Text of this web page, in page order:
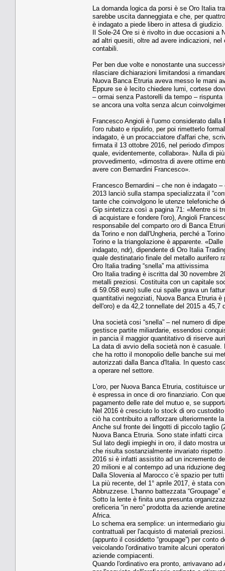
La domanda logica da porsi è se Oro Italia
sarebbe uscita danneggiata e che, per
è indagato a piede libero in attesa di giudizio.
Il Sole-24 Ore si è rivolto in due occasioni a
ad altri quesiti, oltre ad avere indicazioni,
contabili.
Per ben due volte e nonostante una
rilasciare dichiarazioni limitandosi a
Nuova Banca Etruria aveva messo le mani
Eppure se è lecito chiedere lumi, cortese
– ormai senza Pastorelli da tempo –
se ancora una volta senza alcun
Francesco Angioli è l'uomo considerato
l'oro rubato e ripulirlo, per poi rimetterlo
indagato, è un procacciatore d'affari che,
firmata il 13 ottobre 2016, nel periodo
quale, evidentemente, collabora». Nulla di
provvedimento, «dimostra di avere ottime
avere con Bernardini Francesco».
Francesco Bernardini – che non è indagato
2013 lanciò sulla stampa specializzata il
tante che coinvolgono le utenze telefoniche
Gip sintetizza così a pagina 71: «Mentre si
di acquistare e fondere l'oro), Angioli
responsabile del comparto oro di Banca
da Torino e non dall'Ungheria, perché a
Torino e la triangolazione è apparente.
indagato, ndr), dipendente di Oro Italia
quale destinatario finale del metallo aurifero
Oro Italia trading “snella” ma attivissima
Oro Italia trading è iscritta dal 30 novembre
metalli preziosi. Costituita con un capitale
di 59.058 euro) sulle cui spalle grava un
quantitativi negoziati, Nuova Banca Etruria
dell'oro) e da 42,2 tonnellate del 2015 a 45,7
Una società cosi “snella” – nel numero di
gestisce partite miliardarie, essendosi
in pancia il maggior quantitativo di riserve
La data di avvio della società non è
che ha rotto il monopolio delle banche sui
autorizzati dalla Banca d'Italia. In questo
a operare nel settore.
L'oro, per Nuova Banca Etruria, costituisce
è espressa in once di oro finanziario. Con
pagamento delle rate del mutuo e, se
Nel 2016 è cresciuto lo stock di oro
ciò ha contribuito a rafforzare ulteriormente
Anche sul fronte dei lingotti di piccolo taglio
Nuova Banca Etruria. Sono state infatti
Sul lato degli impieghi in oro, il dato mostra
che risulta sostanzialmente invariato
2016 si è infatti assistito ad un incremento
20 milioni e al contempo ad una riduzione
Dalla Slovenia al Marocco c’è spazio per tutti
La più recente, del 1° aprile 2017, è stata
Abbruzzese. L'hanno battezzata
Sotto la lente è finita una presunta
oreficeria “in nero” prodotta da aziende
Africa.
Lo schema era semplice: un intermediario
contrattuali per l'acquisto di materiali
(appunto il cosiddetto “groupage”) per
veicolando l'ordinativo tramite alcuni
aziende compiacenti.
Quando l'ordinativo era pronto, arrivavano